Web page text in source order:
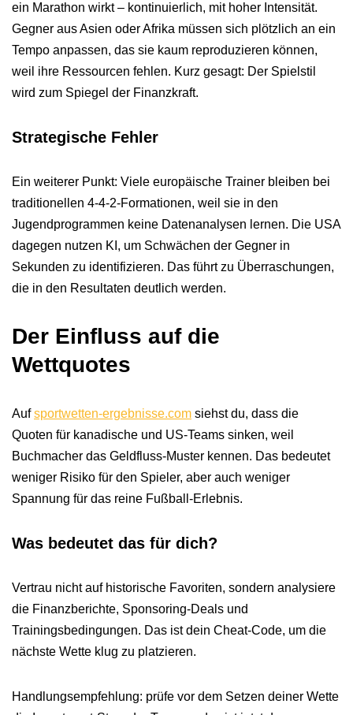
ein Marathon wirkt – kontinuierlich, mit hoher Intensität.
Gegner aus Asien oder Afrika müssen sich plötzlich an ein
Tempo anpassen, das sie kaum reproduzieren können,
weil ihre Ressourcen fehlen. Kurz gesagt: Der Spielstil
wird zum Spiegel der Finanzkraft.
Strategische Fehler
Ein weiterer Punkt: Viele europäische Trainer bleiben bei
traditionellen 4-4-2-Formationen, weil sie in den
Jugendprogrammen keine Datenanalysen lernen. Die USA
dagegen nutzen KI, um Schwächen der Gegner in
Sekunden zu identifizieren. Das führt zu Überraschungen,
die in den Resultaten deutlich werden.
Der Einfluss auf die
Wettquotes
Aufsportwetten-ergebnisse.com siehst du, dass die
Quoten für kanadische und US-Teams sinken, weil
Buchmacher das Geldfluss‑Muster kennen. Das bedeutet
weniger Risiko für den Spieler, aber auch weniger
Spannung für das reine Fußball‑Erlebnis.
Was bedeutet das für dich?
Vertrau nicht auf historische Favoriten, sondern analysiere
die Finanzberichte, Sponsoring-Deals und
Trainingsbedingungen. Das ist dein Cheat‑Code, um die
nächste Wette klug zu platzieren.
Handlungsempfehlung: prüfe vor dem Setzen deiner Wette